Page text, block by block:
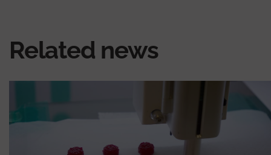
Related news